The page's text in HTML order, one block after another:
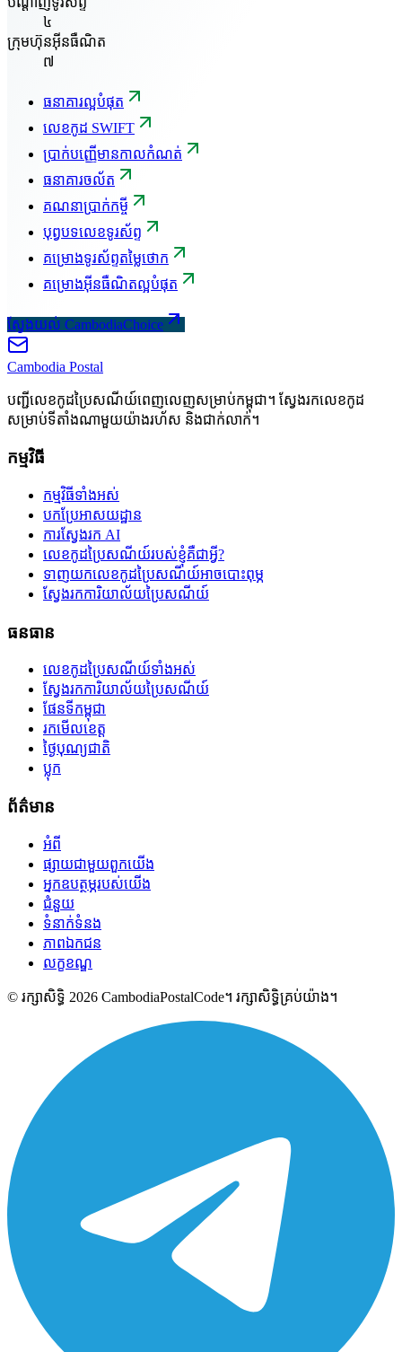
៤
ក្រុមហ៊ុនអ៊ីនធឺណិត
៧
ធនាគារល្អបំផុត
លេខកូដ SWIFT
ប្រាក់បញ្ញើមានកាលកំណត់
ធនាគារចល័ត
គណនាប្រាក់កម្ចី
បុព្វបទលេខទូរស័ព្ទ
គម្រោងទូរស័ព្ទតម្លៃថោក
គម្រោងអ៊ីនធឺណិតល្អបំផុត
ស្វែងយល់ CambodiaChoice
Cambodia Postal
បញ្ជីលេខកូដប្រៃសណីយ៍ពេញលេញសម្រាប់កម្ពុជា។ ស្វែងរកលេខកូដ
សម្រាប់ទីតាំងណាមួយយ៉ាងរហ័ស និងជាក់លាក់។
កម្មវិធី
កម្មវិធីទាំងអស់
បកប្រែអាសយដ្ឋាន
ការស្វែងរក AI
លេខកូដប្រៃសណីយ៍របស់ខ្ញុំគឺជាអ្វី?
ទាញយកលេខកូដប្រៃសណីយ៍អាចបោះពុម្ភ
ស្វែងរកការិយាល័យប្រៃសណីយ៍
ធនធាន
លេខកូដប្រៃសណីយ៍ទាំងអស់
ស្វែងរកការិយាល័យប្រៃសណីយ៍
ផែនទីកម្ពុជា
រកមើលខេត្ត
ថ្ងៃបុណ្យជាតិ
ប្លុក
ព័ត៌មាន
អំពី
ផ្សាយជាមួយពួកយើង
អ្នកឧបត្ថម្ភរបស់យើង
ជំនួយ
ទំនាក់ទំនង
ភាពឯកជន
លក្ខខណ្ឌ
© រក្សាសិទ្ធិ 2026 CambodiaPostalCode។ រក្សាសិទ្ធិគ្រប់យ៉ាង។